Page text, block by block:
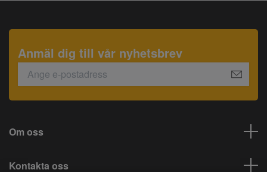
Anmäl dig till vår nyhetsbrev
Om oss
Kontakta oss